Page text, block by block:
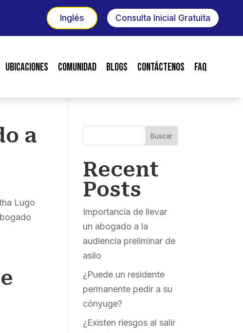
Inglés Consulta Inicial Gratuita
Ubicaciones Comunidad Blogs Contáctenos FAQ
a
Lugo
Buscar
Recent
Posts
Importancia de llevar
un abogado a la
audiencia preliminar de
asilo
¿Puede un residente
permanente pedir a su
cónyuge?
¿Existen riesgos al salir